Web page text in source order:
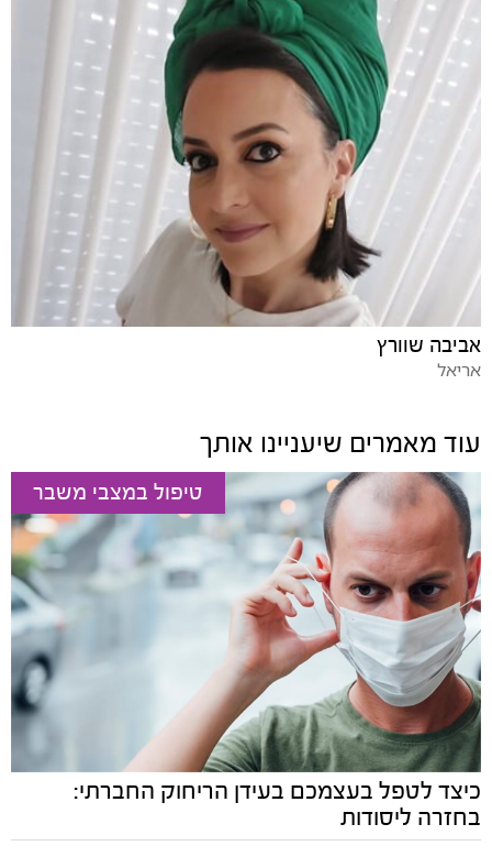
אביבה שוורץ
אריאל
עוד מאמרים שיעניינו אותך
טיפול במצבי משבר
כיצד לטפל בעצמכם בעידן הריחוק החברתי:
בחזרה ליסודות